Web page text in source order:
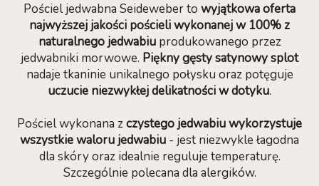
Pościel jedwabna Seideweber to wyjątkowa oferta
najwyższej jakości pościeli wykonanej w 100% z
naturalnego jedwabiuprodukowanego przez
jedwabniki morwowe. Piękny gęsty satynowy splot
nadaje tkaninie unikalnego połysku oraz potęguje
uczucie niezwykłej delikatności w dotyku.
Pościel wykonana zczystego jedwabiu wykorzystuje
wszystkie waloru jedwabiu - jest niezwykle łagodna
dla skóry oraz idealnie reguluje temperaturę.
Szczególnie polecana dla alergików.